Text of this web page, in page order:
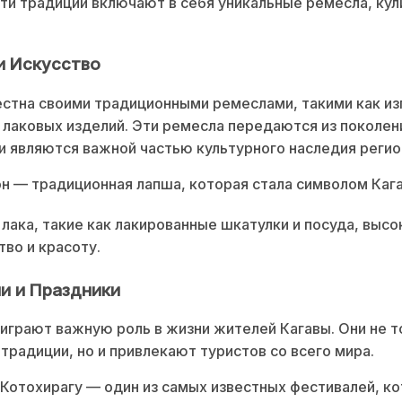
Искусство
своими традиционными ремеслами, такими как
изделий. Эти ремесла передаются из
являются важной частью культурного наследия
— традиционная лапша, которая стала символом
такие как лакированные шкатулки и посуда,
и красоту.
и Праздники
важную роль в жизни жителей Кагавы. Они не
но и привлекают туристов со всего мира.
— один из самых известных фестивалей,